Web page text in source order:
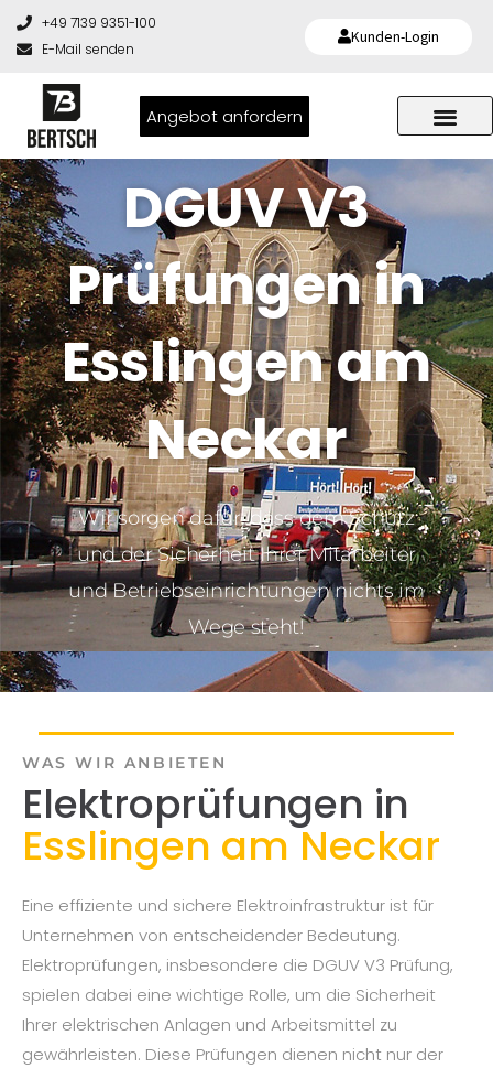
Kunden-Login
+49 7139 9351-100
E-Mail senden
Angebot anfordern
DGUV V3
Prüfungen in
Esslingen am
Neckar
Wir sorgen dafür, dass dem Schutz
und der Sicherheit Ihrer Mitarbeiter
und Betriebseinrichtungen nichts im
Wege steht!
WAS WIR ANBIETEN
Elektroprüfungen in
Esslingen am Neckar
Eine effiziente und sichere Elektroinfrastruktur ist für
Unternehmen von entscheidender Bedeutung.
Elektroprüfungen, insbesondere die DGUV V3 Prüfung,
spielen dabei eine wichtige Rolle, um die Sicherheit
Ihrer elektrischen Anlagen und Arbeitsmittel zu
gewährleisten. Diese Prüfungen dienen nicht nur der